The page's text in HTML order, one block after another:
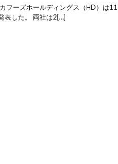
フーズホールディングス（HD）は
表した。 両社は2[…]